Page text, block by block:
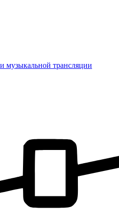
музыкальной трансляции